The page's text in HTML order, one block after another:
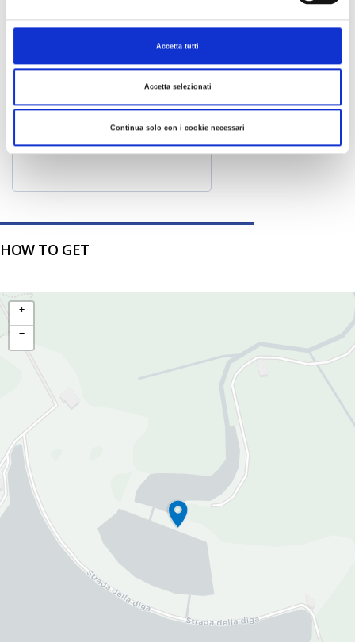
Accetta tutti
Accetta selezionati
Continua solo con i cookie necessari
M D M D F S
S
3
4
5
6 7 8 9 10
11
22 23 24
25
26
27 28 29 30 31
HOW TO GET
+
−